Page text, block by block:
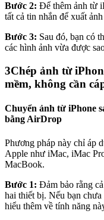
Bước 2: Để thêm ảnh từ
tất cả tin nhắn để xuất
Bước 3: Sau đó, bạn có
các hình ảnh vừa được
3Chép ảnh từ
mềm, không cần
Chuyển ảnh từ iPhone
bằng AirDrop
Phương pháp này chỉ áp
Apple như iMac, iMac
MacBook.
Bước 1: Đảm bảo rằng
hai thiết bị. Nếu bạn
hiểu thêm về tính năng